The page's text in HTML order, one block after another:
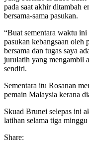
pada saat akhir ditambah
bersama-sama pasukan.
“Buat sementara waktu
pasukan kebangsaan oleh
bersama dan tugas saya
jurulatih yang mengambil
sendiri.
Sementara itu Rosanan
pemain Malaysia kerana
Skuad Brunei selepas ini
latihan selama tiga
Share: